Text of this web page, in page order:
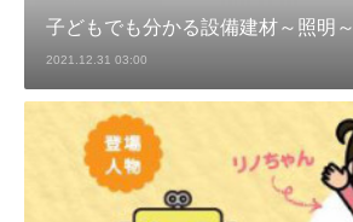
子どもでも分かる設備建材～照明～
2021.12.31 03:00